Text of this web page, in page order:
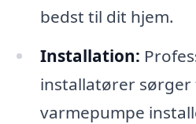
bedst til dit hjem.
Installation:
installatører sørger
varmepumpe